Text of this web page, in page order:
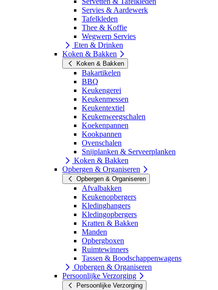
Servies & Aardewerk
Tafelkleden
Thee & Koffie
Wegwerp Servies
Eten & Drinken
Koken & Bakken
Koken & Bakken
Bakartikelen
BBQ
Keukengerei
Keukenmessen
Keukentextiel
Keukenweegschalen
Koekenpannen
Kookpannen
Ovenschalen
Snijplanken & Serveerplanken
Koken & Bakken
Opbergen & Organiseren
Opbergen & Organiseren
Afvalbakken
Keukenopbergers
Kledinghangers
Kledingopbergers
Kratten & Bakken
Manden
Opbergboxen
Ruimtewinners
Tassen & Boodschappenwagens
Opbergen & Organiseren
Persoonlijke Verzorging
Persoonlijke Verzorging